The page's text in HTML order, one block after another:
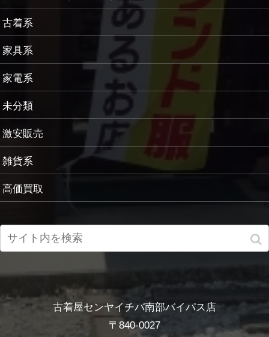
古着系
家具系
家電系
未分類
激安販売
雑貨系
高価買取
古着屋センヤイチバ南部バイパス店
〒840-0027